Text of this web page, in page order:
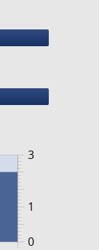
0
3
1